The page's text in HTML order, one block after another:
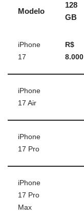
Modelo
128
GB
iPhone
17
R$
8.000
iPhone
17 Air
iPhone
17 Pro
iPhone
17 Pro
Max